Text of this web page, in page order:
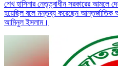
শেখ হাসিনার নেতৃত্বাধীন সরকারের আমলে
হয়েছিল বলে মন্তব্য করেছেন আন্তর্জাতিক
আমিনুল ইসলাম।